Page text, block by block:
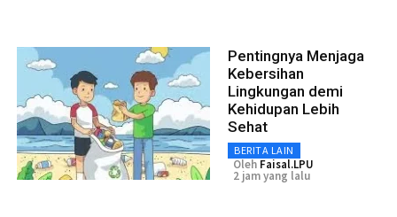
Pentingnya Menjaga
Kebersihan
Lingkungan demi
Kehidupan Lebih
Sehat
BERITA LAIN
Oleh Faisal.LPU
2 jam yang lalu